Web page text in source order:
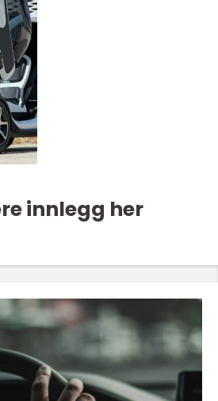
innlegg her